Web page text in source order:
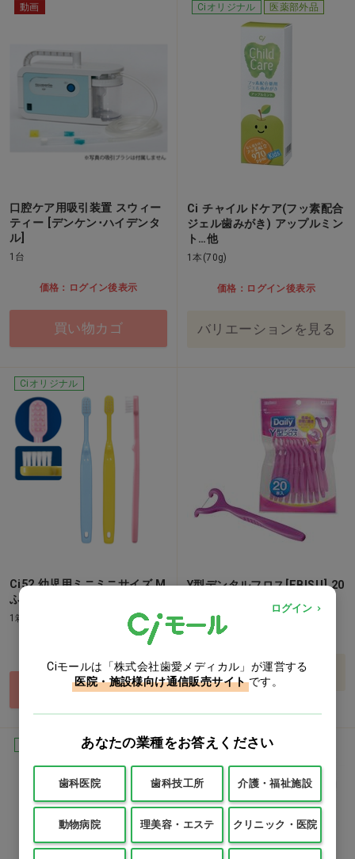
動画
口腔ケア用吸引装置 スウィー
ティー [デンケン･ハイデンタ
ル]
1台
価格：ログイン後表示
買い物カゴ
Ciオリジナル 医薬部外品
Ci チャイルドケア(フッ素配合
ジェル歯みがき) アップルミン
ト…他
1本(70g)
価格：ログイン後表示
バリエーションを見る
Ciオリジナル
Ci52 幼児用ミニミニサイズ M
ふつう
1箱(100本)
買い物カゴ
Y型デンタルフロス[EBISU] 20
価格：ログイン後表示
バリエーションを見る
Ciオリジナル
ログイン
Ciモールは「株式会社歯愛メディカル」が運営する
医院・施設様向け通信販売サイト です。
あなたの業種をお答えください
歯科医院 歯科技工所 介護・福祉施設
動物病院 理美容・エステ クリニック・医院